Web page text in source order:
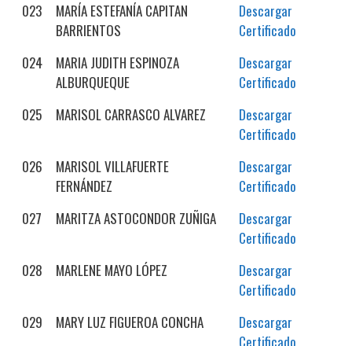
023
MARÍA ESTEFANÍA CAPITAN
BARRIENTOS
Descargar
Certificado
024
MARIA JUDITH ESPINOZA
ALBURQUEQUE
Descargar
Certificado
025
MARISOL CARRASCO ALVAREZ
Descargar
Certificado
026
MARISOL VILLAFUERTE
FERNÁNDEZ
Descargar
Certificado
027
MARITZA ASTOCONDOR ZUÑIGA
Descargar
Certificado
028
MARLENE MAYO LÓPEZ
Descargar
Certificado
029
MARY LUZ FIGUEROA CONCHA
Descargar
Certificado